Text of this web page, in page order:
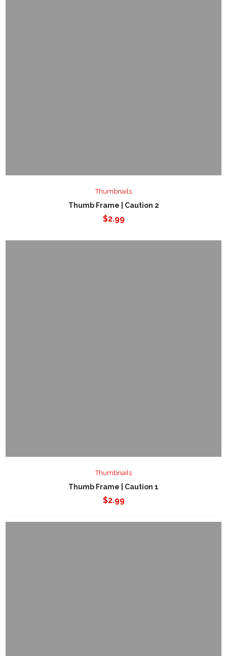
Thumbnails
Thumb Frame | Caution 2
$2.99
Thumbnails
Thumb Frame | Caution 1
$2.99